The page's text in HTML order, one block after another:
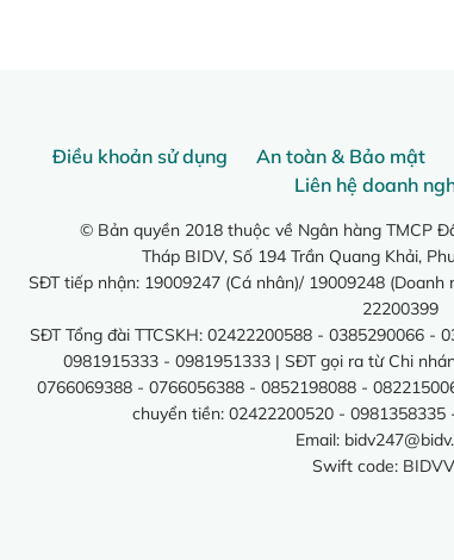
Điều khoản sử dụng An toàn & Bảo mật
Liên hệ doanh
© Bản quyền 2018 thuộc về Ngân hàng TMCP
Tháp BIDV, Số 194 Trần Quang Khải,
SĐT tiếp nhận: 19009247 (Cá nhân)/ 19009248
22200399
SĐT Tổng đài TTCSKH: 02422200588 - 0385290066 -
0981915333 - 0981951333 | SĐT gọi ra từ Chi
0766069388 - 0766056388 - 0852198088 -
chuyển tiền: 02422200520 -
Email:
Swift code: